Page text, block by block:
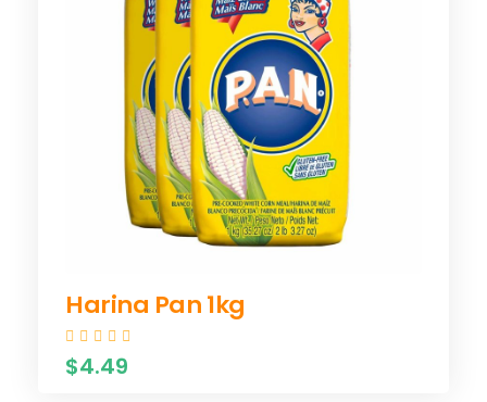
Harina Pan 1kg
$4.49